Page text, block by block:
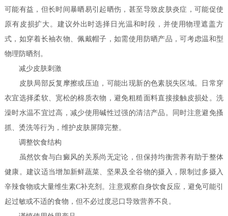
可能有益，但长时间暴晒易引起晒伤，甚至导致皮肤炎症，可能促使
原有皮损扩大。建议外出时选择日光温和时段，并使用物理遮盖方
式，如穿着长袖衣物、佩戴帽子，如需使用防晒产品，可考虑温和型
物理防晒剂。
减少皮肤刺激
皮肤局部反复摩擦或压迫，可能出现新的色素脱失区域。日常穿
衣宜选择柔软、宽松的棉质衣物，避免粗糙面料直接接触皮损处。洗
澡时水温不宜过高，减少使用碱性过强的清洁产品。同时注意避免搔
抓、烫洗等行为，维护皮肤屏障完整。
调整饮食结构
虽然饮食与白癜风的关系尚无定论，但保持均衡营养有助于整体
健康。建议适当增加新鲜蔬菜、坚果及全谷物的摄入，限制过多摄入
辛辣食物或大量维生素C补充剂。注意观察自身饮食反应，避免可能引
起过敏或不适的食物，但不必过度忌口导致营养不良。